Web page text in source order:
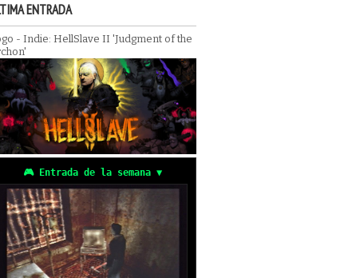
Xogo - Lembranzas: Aliens vs Predator:
ENTRADA
- Indie: HellSlave II 'Judgment of the
🎮 Entrada de la semana ▼